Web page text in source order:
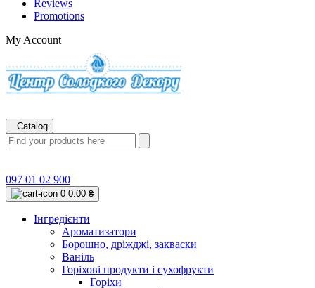
Reviews
Promotions
My Account
Catalog
097 01 02 900
0 0.00 ₴
Інгредієнти
Ароматизатори
Борошно, дріжджі, закваски
Ваніль
Горіхові продукти і сухофрукти
Горіхи